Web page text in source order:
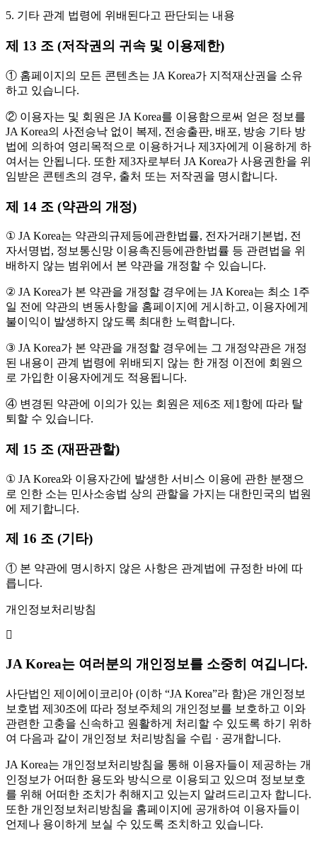
5. 기타 관계 법령에 위배된다고 판단되는 내용
제 13 조 (저작권의 귀속 및 이용제한)
① 홈페이지의 모든 콘텐츠는 JA Korea가 지적재산권을 소유
하고 있습니다.
② 이용자는 및 회원은 JA Korea를 이용함으로써 얻은 정보를
JA Korea의 사전승낙 없이 복제, 전송출판, 배포, 방송 기타 방
법에 의하여 영리목적으로 이용하거나 제3자에게 이용하게 하
여서는 안됩니다. 또한 제3자로부터 JA Korea가 사용권한을 위
임받은 콘텐츠의 경우, 출처 또는 저작권을 명시합니다.
제 14 조 (약관의 개정)
① JA Korea는 약관의규제등에관한법률, 전자거래기본법, 전
자서명법, 정보통신망 이용촉진등에관한법률 등 관련법을 위
배하지 않는 범위에서 본 약관을 개정할 수 있습니다.
② JA Korea가 본 약관을 개정할 경우에는 JA Korea는 최소 1주
일 전에 약관의 변동사항을 홈페이지에 게시하고, 이용자에게
불이익이 발생하지 않도록 최대한 노력합니다.
③ JA Korea가 본 약관을 개정할 경우에는 그 개정약관은 개정
된 내용이 관계 법령에 위배되지 않는 한 개정 이전에 회원으
로 가입한 이용자에게도 적용됩니다.
④ 변경된 약관에 이의가 있는 회원은 제6조 제1항에 따라 탈
퇴할 수 있습니다.
제 15 조 (재판관할)
① JA Korea와 이용자간에 발생한 서비스 이용에 관한 분쟁으
로 인한 소는 민사소송법 상의 관할을 가지는 대한민국의 법원
에 제기합니다.
제 16 조 (기타)
① 본 약관에 명시하지 않은 사항은 관계법에 규정한 바에 따
릅니다.
개인정보처리방침
JA Korea는 여러분의 개인정보를 소중히 여깁니다.
사단법인 제이에이코리아 (이하 “JA Korea”라 함)은 개인정보
보호법 제30조에 따라 정보주체의 개인정보를 보호하고 이와
관련한 고충을 신속하고 원활하게 처리할 수 있도록 하기 위하
여 다음과 같이 개인정보 처리방침을 수립 · 공개합니다.
JA Korea는 개인정보처리방침을 통해 이용자들이 제공하는 개
인정보가 어떠한 용도와 방식으로 이용되고 있으며 정보보호
를 위해 어떠한 조치가 취해지고 있는지 알려드리고자 합니다.
또한 개인정보처리방침을 홈페이지에 공개하여 이용자들이
언제나 용이하게 보실 수 있도록 조치하고 있습니다.